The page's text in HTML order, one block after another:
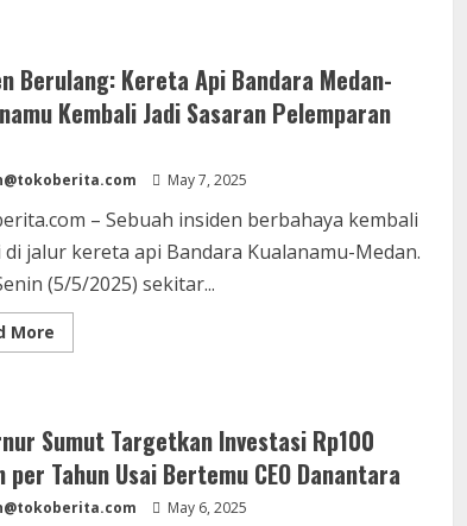
di
Madina
Murni
Fenomena
Akibat
Aktivitas
Berulang: Kereta Api Bandara Medan-
Kembali Jadi Sasaran Pelemparan
May 7, 2025
– Sebuah insiden berbahaya kembali
jalur kereta api Bandara Kualanamu-Medan.
(5/5/2025) sekitar...
MoreRead
more
Bandara
Medan-
Kualanamu
Kembali
Jadi
Sumut Targetkan Investasi Rp100
per Tahun Usai Bertemu CEO Danantara
May 6, 2025